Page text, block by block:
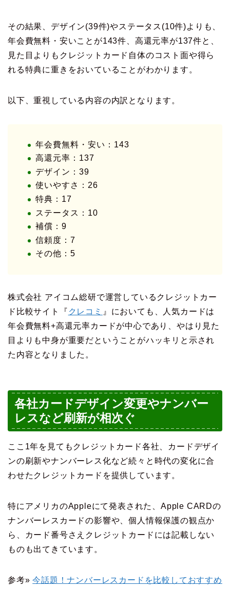
その結果、デザイン(39件)やステータス(10件)よりも、
年会費無料・安いことが143件、高還元率が137件と、
見た目よりもクレジットカード自体のコスト面や得ら
れる特典に重きをおいていることがわかります。
以下、重視している内容の内訳となります。
年会費無料・安い：143
高還元率：137
デザイン：39
使いやすさ：26
特典：17
ステータス：10
補償：9
信頼度：7
その他：5
株式会社 アイコム総研で運営しているクレジットカー
ド比較サイト『 クレコミ 』においても、人気カードは
年会費無料+高還元率カードが中心であり、やはり見た
目よりも中身が重要だということがハッキリと示され
た内容となりました。
各社カードデザイン変更やナンバー
レスなど刷新が相次ぐ
ここ1年を見てもクレジットカード各社、カードデザイ
ンの刷新やナンバーレス化など続々と時代の変化に合
わせたクレジットカードを提供しています。
特にアメリカのAppleにて発表された、Apple CARDの
ナンバーレスカードの影響や、個人情報保護の観点か
ら、カード番号さえクレジットカードには記載しない
ものも出てきています。
参考»今話題！ナンバーレスカードを比較しておすすめ